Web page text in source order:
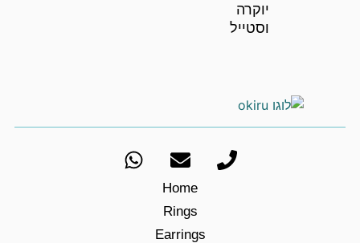
יוקרה
וסטייל
Home
Rings
Earrings